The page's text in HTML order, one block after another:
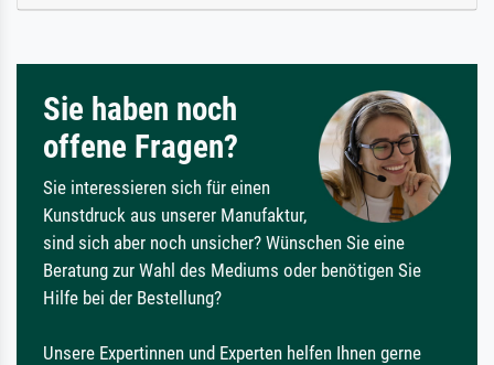
Sie haben noch
offene Fragen?
Sie interessieren sich für einen
Kunstdruck aus unserer Manufaktur,
sind sich aber noch unsicher? Wünschen Sie eine
Beratung zur Wahl des Mediums oder benötigen Sie
Hilfe bei der Bestellung?
Unsere Expertinnen und Experten helfen Ihnen gerne